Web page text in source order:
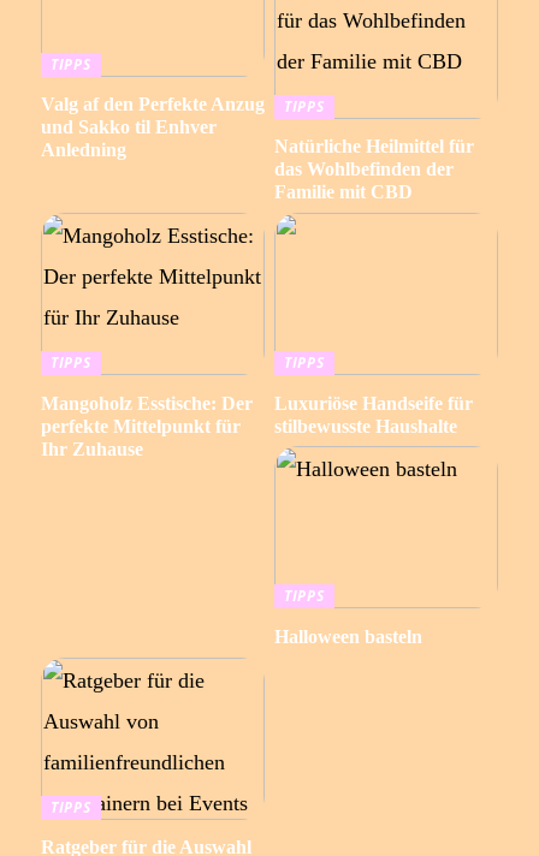
TIPPS
Valg af den Perfekte Anzug
und Sakko til Enhver
Anledning
TIPPS
Natürliche Heilmittel für
das Wohlbefinden der
Familie mit CBD
TIPPS
Mangoholz Esstische: Der
perfekte Mittelpunkt für
Ihr Zuhause
TIPPS
Luxuriöse Handseife für
stilbewusste Haushalte
TIPPS
Halloween basteln
TIPPS
Ratgeber für die Auswahl